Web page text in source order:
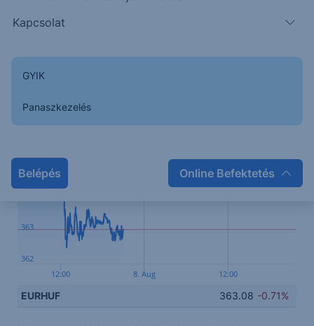
Kapcsolat
GYIK
Panaszkezelés
Belépés Online Befektetés
inflációs adatokat közli majd.
Kapcsolódó termék
12:00 8. Aug 12:00
362
363
EURHUF 363.08 -0.71%